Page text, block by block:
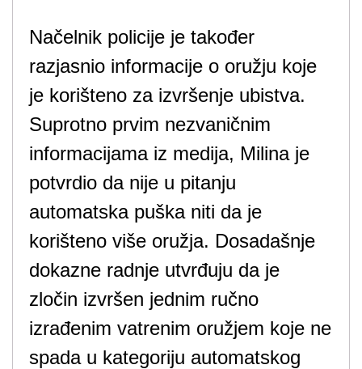
Načelnik policije je također
razjasnio informacije o oružju koje
je korišteno za izvršenje ubistva.
Suprotno prvim nezvaničnim
informacijama iz medija, Milina je
potvrdio da nije u pitanju
automatska puška niti da je
korišteno više oružja. Dosadašnje
dokazne radnje utvrđuju da je
zločin izvršen jednim ručno
izrađenim vatrenim oružjem koje ne
spada u kategoriju automatskog